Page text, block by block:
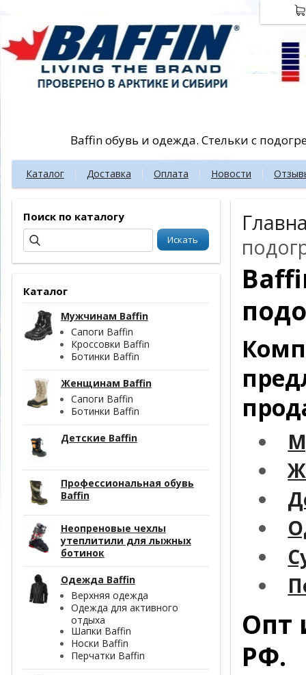
Baffin обувь и одежда. Стельки с
Каталог Доставка Оплата Новости
Поиск по каталогу
Каталог
Мужчинам Baffin
Сапоги Baffin
Кроссовки Baffin
Ботинки Baffin
Женщинам Baffin
Сапоги Baffin
Ботинки Baffin
Детские Baffin
Профессиональная обувь
Baffin
Неопреновые чехлы
утеплитили для лыжных
ботинок
Одежда Baffin
Верхняя одежда
Одежда для активного
отдыха
Шапки Baffin
Носки Baffin
Перчатки Baffin
Опт
РФ.